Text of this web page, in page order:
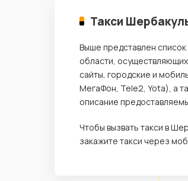
Такси
Выше представлен
области,
сайты, городские и
МегаФон, Tele2, Yota), а
описание
Чтобы вызвать такси в
закажите такси через